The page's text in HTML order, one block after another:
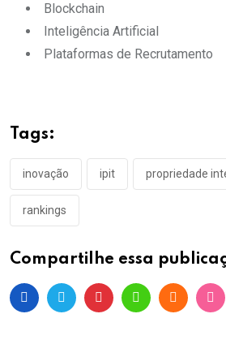
Blockchain
Inteligência Artificial
Plataformas de Recrutamento
Tags:
inovação ipit propriedade
rankings
Compartilhe essa